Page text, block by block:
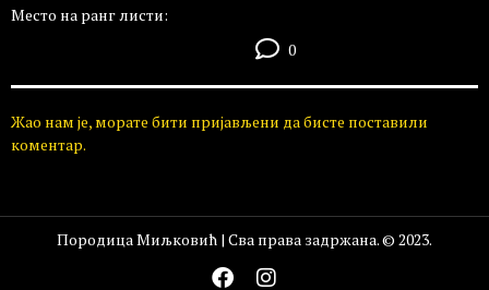
Место на ранг листи:
0
Жао нам је, морате бити пријављени да бисте поставили
коментар.
Породица Миљковић | Сва права задржана. © 2023.